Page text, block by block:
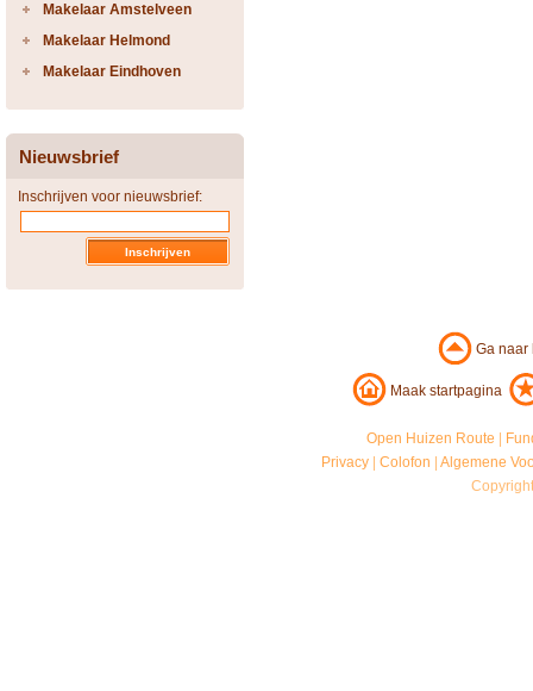
Makelaar Amstelveen
Makelaar Helmond
Makelaar Eindhoven
Nieuwsbrief
Inschrijven voor nieuwsbrief:
Ga
Maak startpagina
Open Huizen Route
Privacy |Colofon |Algemene